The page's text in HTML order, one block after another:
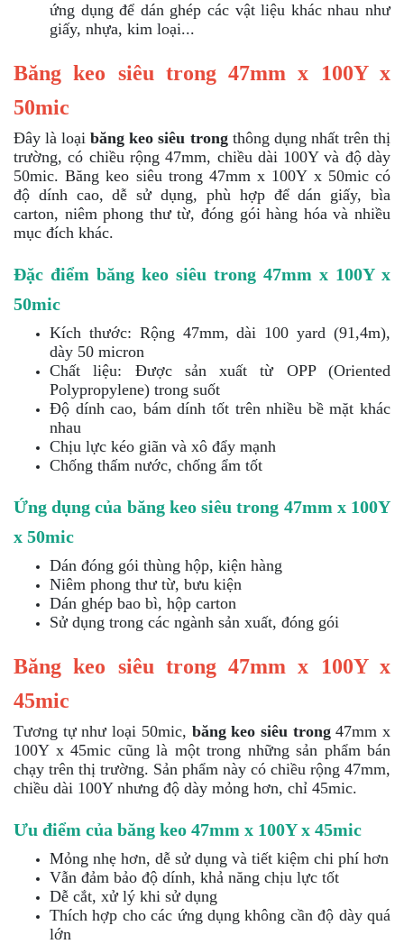
ứng dụng để dán ghép các vật liệu khác nhau như
giấy, nhựa, kim loại...
Băng keo siêu trong 47mm x 100Y x
50mic
Đây là loạibăng keo siêu trongthông dụng nhất trên thị
trường, có chiều rộng 47mm, chiều dài 100Y và độ dày
50mic. Băng keo siêu trong 47mm x 100Y x 50mic có
độ dính cao, dễ sử dụng, phù hợp để dán giấy, bìa
carton, niêm phong thư từ, đóng gói hàng hóa và nhiều
mục đích khác.
Đặc điểm băng keo siêu trong 47mm x 100Y x
50mic
Kích thước: Rộng 47mm, dài 100 yard (91,4m),
dày 50 micron
Chất liệu: Được sản xuất từ OPP (Oriented
Polypropylene) trong suốt
Độ dính cao, bám dính tốt trên nhiều bề mặt khác
nhau
Chịu lực kéo giãn và xô đẩy mạnh
Chống thấm nước, chống ẩm tốt
Ứng dụng của băng keo siêu trong 47mm x 100Y
x 50mic
Dán đóng gói thùng hộp, kiện hàng
Niêm phong thư từ, bưu kiện
Dán ghép bao bì, hộp carton
Sử dụng trong các ngành sản xuất, đóng gói
Băng keo siêu trong 47mm x 100Y x
45mic
Tương tự như loại 50mic, băng keo siêu trong47mm x
100Y x 45mic cũng là một trong những sản phẩm bán
chạy trên thị trường. Sản phẩm này có chiều rộng 47mm,
chiều dài 100Y nhưng độ dày mỏng hơn, chỉ 45mic.
Ưu điểm của băng keo 47mm x 100Y x 45mic
Mỏng nhẹ hơn, dễ sử dụng và tiết kiệm chi phí hơn
Vẫn đảm bảo độ dính, khả năng chịu lực tốt
Dễ cắt, xử lý khi sử dụng
Thích hợp cho các ứng dụng không cần độ dày quá
lớn